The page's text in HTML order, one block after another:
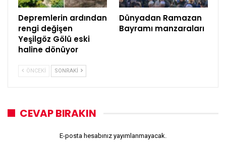
Depremlerin ardından
rengi değişen
Yeşilgöz Gölü eski
haline dönüyor
Dünyadan Ramazan
Bayramı manzaraları
ÖNCEKI SONRAKI
CEVAP BIRAKIN
E-posta hesabınız yayımlanmayacak.